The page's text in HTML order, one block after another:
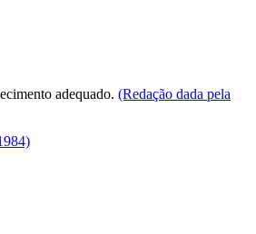
adequado. (Redação dada pela